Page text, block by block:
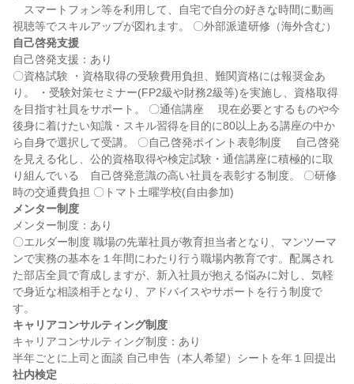
スマートフォン等を利用して、自宅で自分の好きな時間に動画
自己啓発支援
自己啓発支援：あり
〇資格試験 ・資格取得の受験費用負担、難関資格には報奨金あ
り。 ・受験対策セミナー(FP2級や財務2級等)を実施し、資格取得
を目指す社員をサポート。 〇通信講座 　現在必要とするものや今
後身に着けたい知識・スキル習得を目的に80以上ある講座の中か
ら自身で選択して受講。 〇自己啓発ポイント表彰制度 　自己啓発
を見える化し、公的資格取得や検定試験・通信講座に積極的に取
り組んでいる　自己啓発意識の高い社員を表彰する制度。 〇研修
メンター制度
メンター制度：あり
〇エルダー制度 職場の先輩社員が教育担当者となり、マンツーマ
ンで実務の基本を１年間にわたり行う職場内教育です。配属され
た部店全員で育成しますが、新入社員が抱える悩みに対し、気軽
で身近な相談相手となり、アドバイスやサポートを行う制度で
キャリアコンサルティング制度
キャリアコンサルティング制度：あり
社内検定